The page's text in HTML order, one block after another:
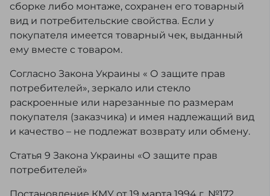
сборке либо монтаже, сохранен его товарный
вид и потребительские свойства. Если у
покупателя имеется товарный чек, выданный
ему вместе с товаром.
Согласно Закона Украины « О защите прав
потребителей», зеркало или стекло
раскроенные или нарезанные по размерам
покупателя (заказчика) и имея надлежащий вид
и качество – не подлежат возврату или обмену.
Статья 9 Закона Украины «О защите прав
потребителей»